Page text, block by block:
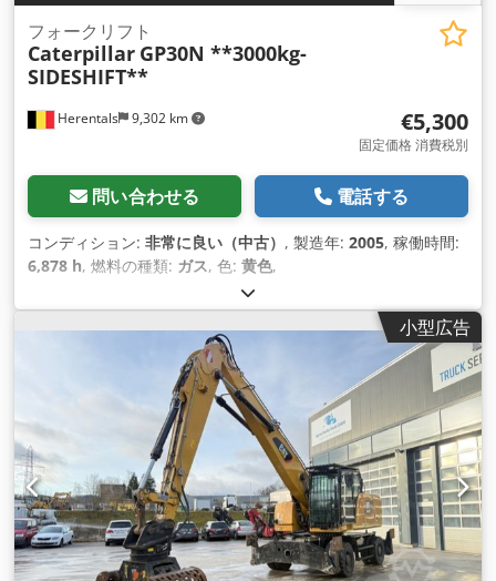
Herentals 9,302 km
フォークリフト
Caterpillar GP30N **3000kg-
SIDESHIFT**
€5,300
固定価格 消費税別
問い合わせる 電話する
コンディション: 非常に良い（中古） , 製造年: 2005, 稼働時間:
6,878 h, 燃料の種類: ガス, 色: 黄色,
小型広告